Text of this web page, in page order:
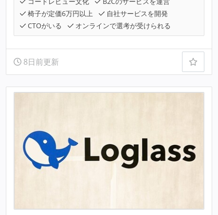
椅子が定価6万円以上
自社サービスを開発
CTOがいる
オンラインで選考が受けられる
8日前更新